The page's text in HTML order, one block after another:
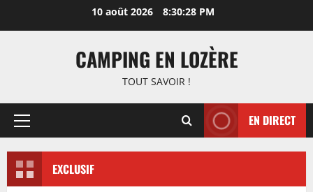
10 août 2026 8:30:28 PM
CAMPING EN LOZÈRE
TOUT SAVOIR !
Menu
EN DIRECT
EXCLUSIF